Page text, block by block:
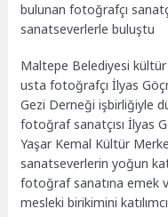
bulunan fotoğrafçı
sanatseverlerle buluştu
Maltepe Belediyesi
usta fotoğrafçı İlyas
Gezi Derneği işbirliğiyle
fotoğraf sanatçısı İlyas
Yaşar Kemal Kültür
sanatseverlerin yoğun
fotoğraf sanatına emek
mesleki birikimini